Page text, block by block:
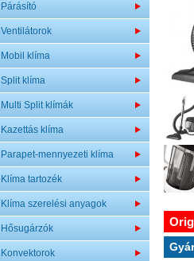
Párásító
Ventilátorok
Mobil klíma
Split klíma
Multi Split klímák
Kazettás klíma
Parapet-mennyezeti klíma
Klíma tartozék
Klíma szerelési anyagok
Hősugárzók
Konvektorok